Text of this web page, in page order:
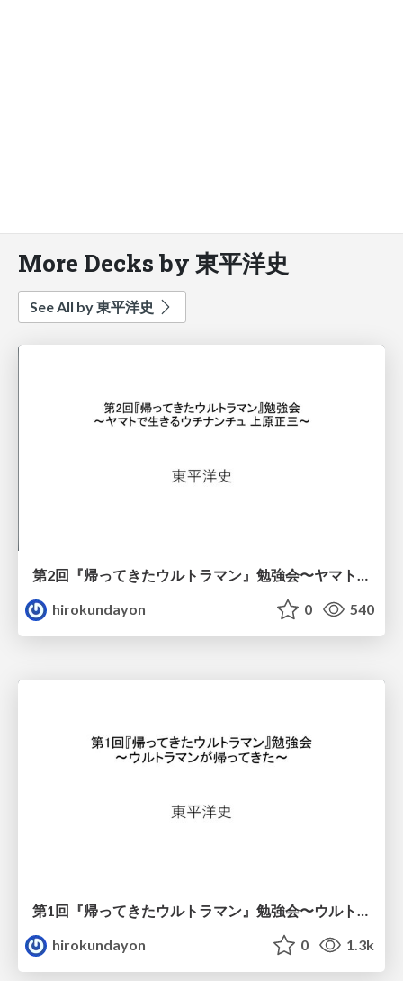
More Decks by 東平洋史
See All by 東平洋史
第2回『帰ってきたウルトラマン』勉強会〜ヤマトで生きるウチナンチュ上原正三〜
hirokundayon
0 540
hirokundayon
0 1.3k